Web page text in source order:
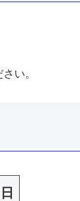
い。
日